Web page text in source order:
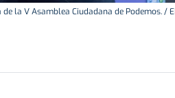
la V Asamblea Ciudadana de Podemos. /